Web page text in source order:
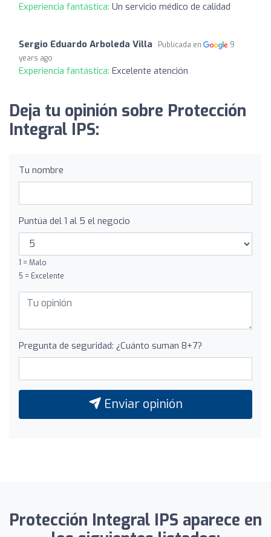
Experiencia fantástica: Un servicio médico de calidad
Sergio Eduardo Arboleda Villa Publicada en
9
years ago
Experiencia fantástica: Excelente atención
Deja tu opinión sobre Protección
Integral IPS:
Tu nombre
Puntúa del 1 al 5 el negocio
1 = Malo
5 = Excelente
Pregunta de seguridad: ¿Cuánto suman 8+7?
Enviar opinión
Protección Integral IPS aparece en